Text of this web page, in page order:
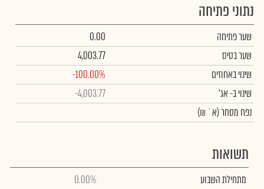
נתוני פתיחה
שער פתיחה
0.00
שער בסיס
4,003.77
שינוי באחוזים
-100.00%
שינויב- אג'
-4,003.77
נפח מסחר(א` ₪)
תשואות
מתחילת השבוע
0.00%